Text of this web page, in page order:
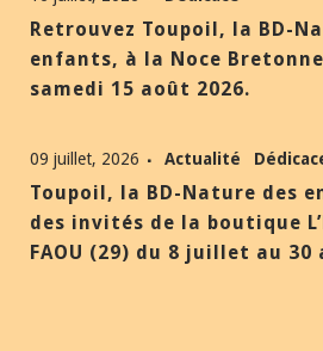
Retrouvez Toupoil, la BD-
enfants, à la Noce
samedi 15 août 2026.
09 juillet, 2026 Actualité
Toupoil, la BD-Nature des
des invités de la boutique
FAOU (29) du 8 juillet au 30